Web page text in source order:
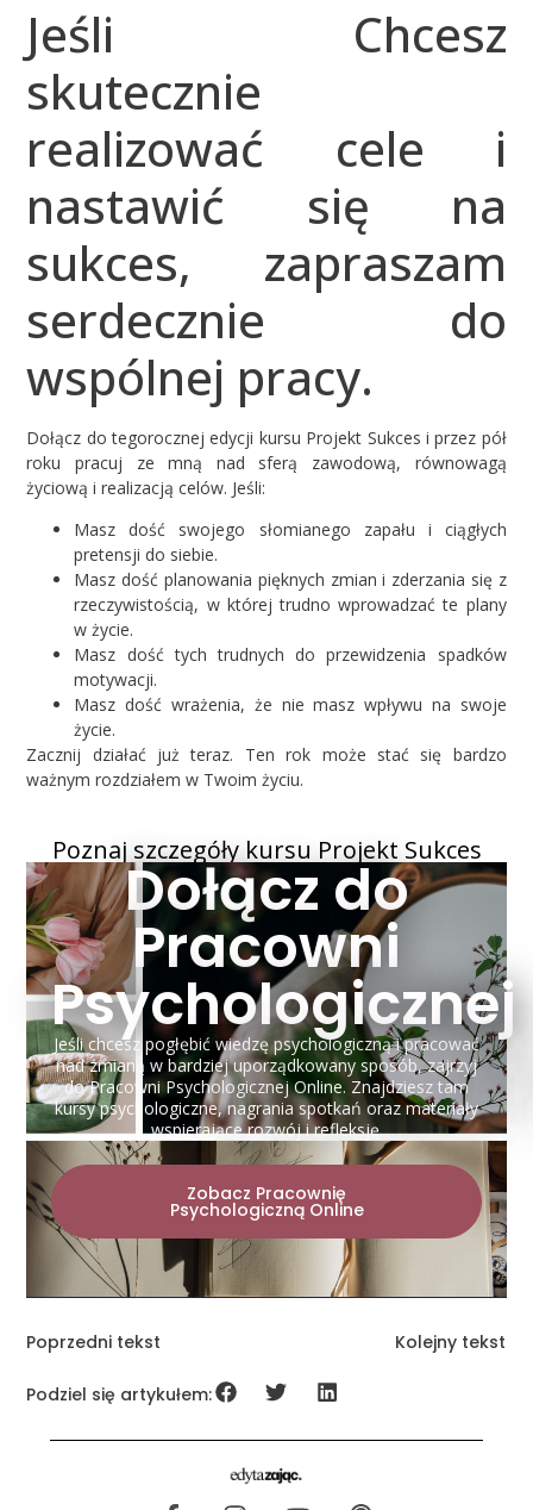
Jeśli Chcesz
skutecznie
realizować cele i
nastawić się na
sukces, zapraszam
serdecznie do
wspólnej pracy.
Dołącz do tegorocznej edycji kursu Projekt Sukces i przez pół
roku pracuj ze mną nad sferą zawodową, równowagą
życiową i realizacją celów. Jeśli:
Masz dość swojego słomianego zapału i ciągłych
pretensji do siebie.
Masz dość planowania pięknych zmian i zderzania się z
rzeczywistością, w której trudno wprowadzać te plany
w życie.
Masz dość tych trudnych do przewidzenia spadków
motywacji.
Masz dość wrażenia, że nie masz wpływu na swoje
życie.
Zacznij działać już teraz. Ten rok może stać się bardzo
ważnym rozdziałem w Twoim życiu.
Poznaj szczegóły kursu Projekt Sukces
Dołącz do
Pracowni
Psychologicznej
Jeśli chcesz pogłębić wiedzę psychologiczną i pracować
nad zmianą w bardziej uporządkowany sposób, zajrzyj
do Pracowni Psychologicznej Online. Znajdziesz tam
kursy psychologiczne, nagrania spotkań oraz materiały
wspierające rozwój i refleksję.
Zobacz Pracownię
Psychologiczną Online
Poprzedni tekst Kolejny tekst
Podziel się artykułem: